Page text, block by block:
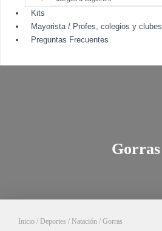
Kits
Mayorista / Profes, colegios y clubes
Preguntas Frecuentes
Gorras
Inicio / Deportes / Natación / Gorras